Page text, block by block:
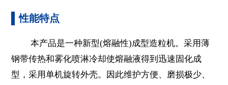
性能特点
本产品是一种新型(熔融性)成型造粒机。采用薄
钢带传热和雾化喷淋冷却使熔融液得到迅速固化成
型，采用单机旋转外壳。因此维护方便、磨损极少、